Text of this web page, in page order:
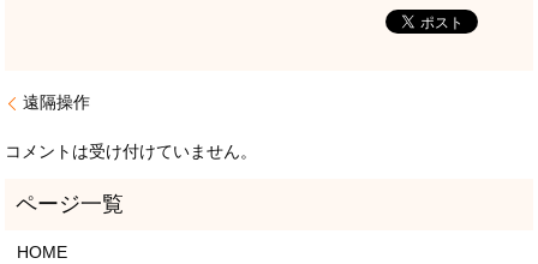
遠隔操作
コメントは受け付けていません。
HOME